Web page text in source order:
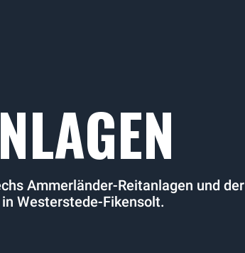
Ammerländer-Reitanlagen und der
Westerstede-Fikensolt.